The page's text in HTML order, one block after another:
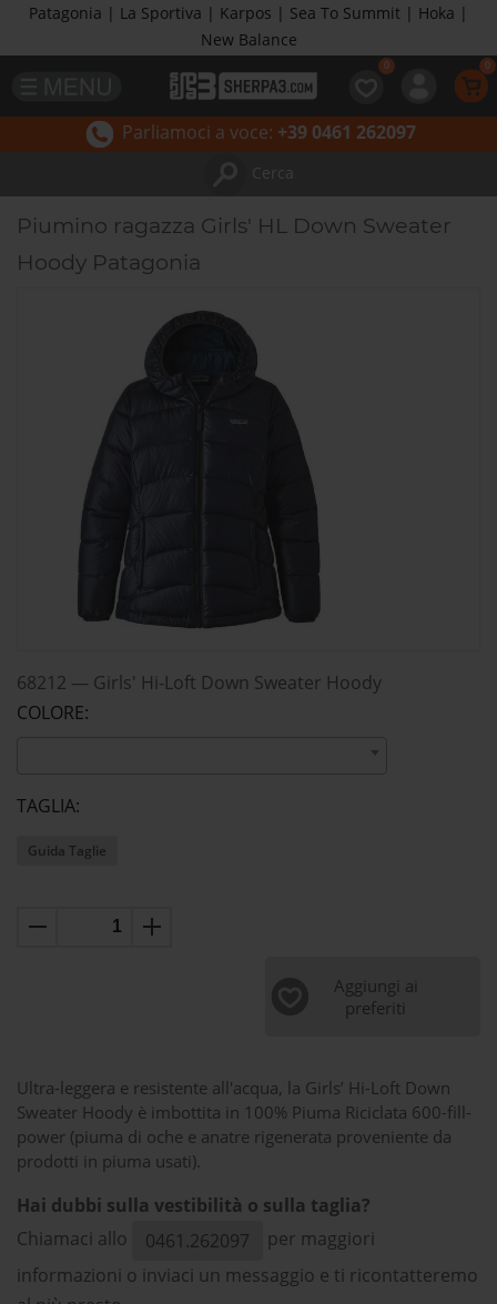
Patagonia | La Sportiva | Karpos | Sea To Summit | Hoka |
New Balance
Parliamoci a voce: +39 0461 262097
Cerca
Piumino ragazza Girls' HL Down Sweater
Hoody Patagonia
68212 — Girls' Hi-Loft Down Sweater Hoody
COLORE:
TAGLIA:
Guida Taglie
Aggiungi ai
preferiti
Ultra-leggera e resistente all'acqua, la Girls’ Hi-Loft Down
Sweater Hoody è imbottita in 100% Piuma Riciclata 600-fill-
power (piuma di oche e anatre rigenerata proveniente da
prodotti in piuma usati).
Hai dubbi sulla vestibilità o sulla taglia?
Chiamaci allo
0461.262097
per maggiori
informazioni o inviaci un messaggio e ti ricontatteremo